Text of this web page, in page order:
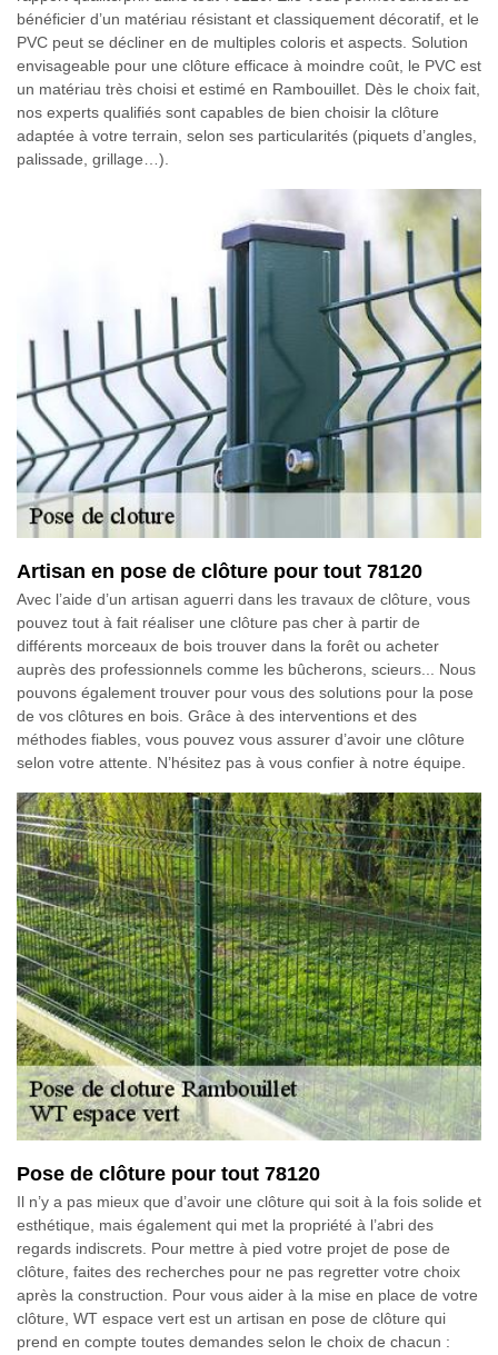
bénéficier d’un matériau résistant et classiquement décoratif, et le
PVC peut se décliner en de multiples coloris et aspects. Solution
envisageable pour une clôture efficace à moindre coût, le PVC est
un matériau très choisi et estimé en Rambouillet. Dès le choix fait,
nos experts qualifiés sont capables de bien choisir la clôture
adaptée à votre terrain, selon ses particularités (piquets d’angles,
palissade, grillage…).
Artisan en pose de clôture pour tout 78120
Avec l’aide d’un artisan aguerri dans les travaux de clôture, vous
pouvez tout à fait réaliser une clôture pas cher à partir de
différents morceaux de bois trouver dans la forêt ou acheter
auprès des professionnels comme les bûcherons, scieurs... Nous
pouvons également trouver pour vous des solutions pour la pose
de vos clôtures en bois. Grâce à des interventions et des
méthodes fiables, vous pouvez vous assurer d’avoir une clôture
selon votre attente. N’hésitez pas à vous confier à notre équipe.
Pose de clôture pour tout 78120
Il n’y a pas mieux que d’avoir une clôture qui soit à la fois solide et
esthétique, mais également qui met la propriété à l’abri des
regards indiscrets. Pour mettre à pied votre projet de pose de
clôture, faites des recherches pour ne pas regretter votre choix
après la construction. Pour vous aider à la mise en place de votre
clôture, WT espace vert est un artisan en pose de clôture qui
prend en compte toutes demandes selon le choix de chacun :